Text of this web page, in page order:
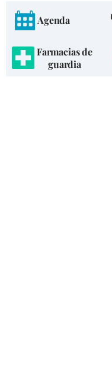
Agenda
Farmacias de
guardia